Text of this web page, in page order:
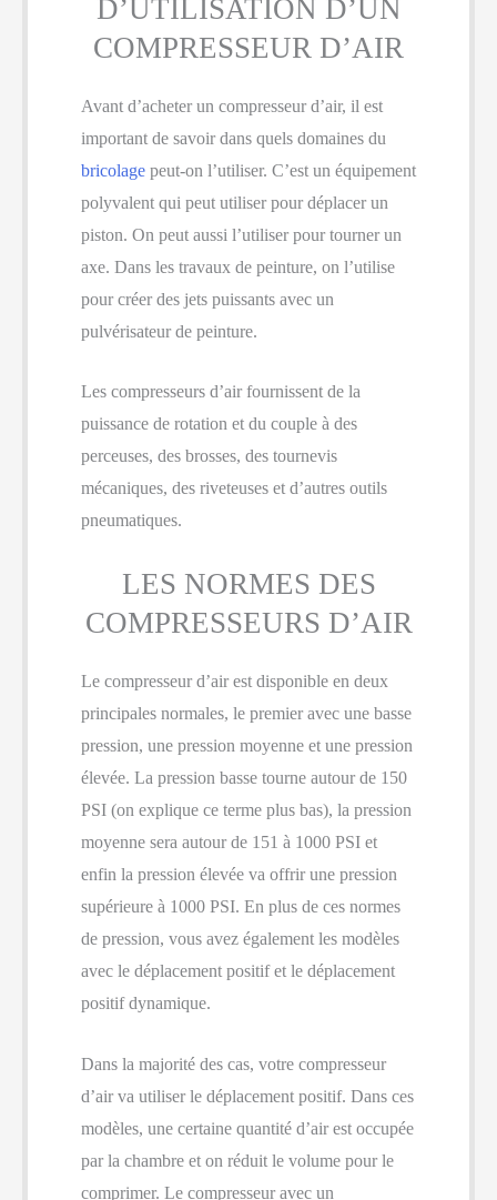
D’UTILISATION D’UN
COMPRESSEUR D’AIR
Avant d’acheter un compresseur d’air, il est
important de savoir dans quels domaines du
bricolage peut-on l’utiliser. C’est un équipement
polyvalent qui peut utiliser pour déplacer un
piston. On peut aussi l’utiliser pour tourner un
axe. Dans les travaux de peinture, on l’utilise
pour créer des jets puissants avec un
pulvérisateur de peinture.
Les compresseurs d’air fournissent de la
puissance de rotation et du couple à des
perceuses, des brosses, des tournevis
mécaniques, des riveteuses et d’autres outils
pneumatiques.
LES NORMES DES
COMPRESSEURS D’AIR
Le compresseur d’air est disponible en deux
principales normales, le premier avec une basse
pression, une pression moyenne et une pression
élevée. La pression basse tourne autour de 150
PSI (on explique ce terme plus bas), la pression
moyenne sera autour de 151 à 1000 PSI et
enfin la pression élevée va offrir une pression
supérieure à 1000 PSI. En plus de ces normes
de pression, vous avez également les modèles
avec le déplacement positif et le déplacement
positif dynamique.
Dans la majorité des cas, votre compresseur
d’air va utiliser le déplacement positif. Dans ces
modèles, une certaine quantité d’air est occupée
par la chambre et on réduit le volume pour le
comprimer. Le compresseur avec un